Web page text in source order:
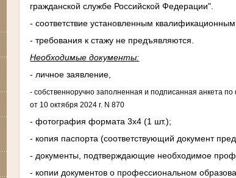
гражданской службе Российской Федерации".
- соответствие установленным
- требования к стажу не предъявляются.
Необходимые документы:
- личное заявление,
- собственноручно заполненная и подписанная анкета
от 10 октября 2024 г. N 870
- фотография формата 3х4 (1 шт.);
- копия паспорта (соответствующий документ
- документы, подтверждающие необходимое
- копии документов о профессиональном